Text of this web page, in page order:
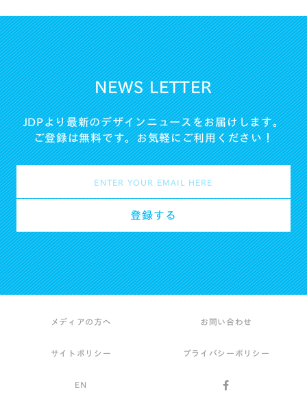
NEWS LETTER
JDPより最新のデザインニュースをお届けします。
ご登録は無料です。お気軽にご利用ください！
メディアの方へ お問い合わせ
サイトポリシー プライバシーポリシー
EN